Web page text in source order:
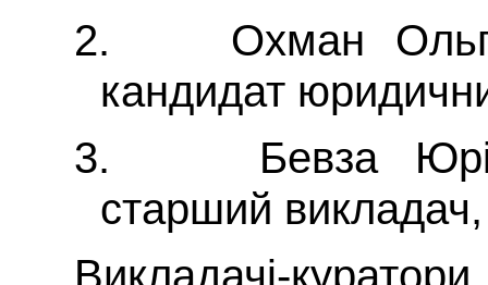
2. Охман
кандидат
3. Бевза
старший